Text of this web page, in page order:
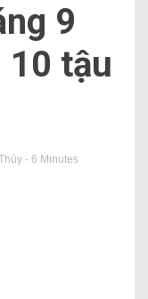
9
10 tậu
- 6 Minutes